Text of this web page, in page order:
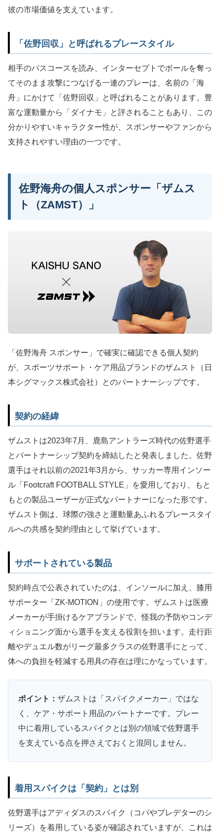
彼の市場価値を支えています。
「佐野回収」と呼ばれるプレースタイル
相手のパスコースを読み、インターセプトでボールを奪っ
てそのまま攻撃につなげる一連のプレーは、名前の「海
舟」にかけて「佐野回収」と呼ばれることがあります。豊
富な運動量から「ダイナモ」と評されることもあり、この
分かりやすいキャラクター性が、スポンサーやファンから
支持されやすい理由の一つです。
佐野海舟の個人スポンサー「ザムス
ト（ZAMST）」
「佐野海舟 スポンサー」で確実に確認できる個人契約
が、スポーツサポート・ケア用品ブランドのザムスト（日
本シグマックス株式会社）とのパートナーシップです。
契約の経緯
ザムストは2023年7月、鹿島アントラーズ時代の佐野選手
とパートナーシップ契約を締結したと発表しました。佐野
選手はそれ以前の2021年3月から、サッカー専用インソー
ル「Footcraft FOOTBALL STYLE」を愛用しており、もと
もとの製品ユーザーが正式なパートナーになった形です。
ザムスト側は、球際の強さと運動量あふれるプレースタイ
ルへの共感を契約理由として挙げています。
サポートされている製品
契約時点で公表されていたのは、インソールに加え、膝用
サポーター「ZK-MOTION」の使用です。ザムストは医療
メーカーが手掛けるケアブランドで、怪我の予防やコンデ
ィショニング面から選手を支える役割を担います。走行距
離やデュエル数がリーグ最多クラスの佐野選手にとって、
体への負担を軽減する用具の存在は理にかなっています。
ポイント： ザムストは「スパイクメーカー」ではな
く、ケア・サポート用品のパートナーです。プレー
中に着用しているスパイクとは別の領域で佐野選手
を支えている点を押さえておくと混同しません。
着用スパイクは「契約」とは別
佐野選手はアディダスのスパイク（コパやプレデターのシ
リーズ）を着用している姿が確認されていますが、これは